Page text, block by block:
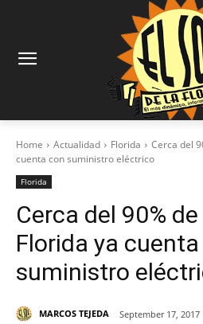
Home Actualidad Florida
Cerca del
cuenta con suministro eléctrico
Florida
Cerca del 90%
Florida ya
suministro
MARCOS TEJEDA September 17, 2017